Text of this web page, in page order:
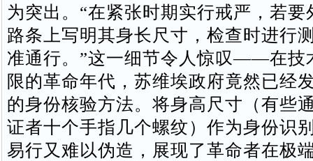
为突出。“在紧张时期实行戒严，若要
路条上写明其身长尺寸，检查时进行
准通行。”这一细节令人惊叹——在技
限的革命年代，苏维埃政府竟然已经
的身份核验方法。将身高尺寸（有些
证者十个手指几个螺纹）作为身份识
易行又难以伪造，展现了革命者在极